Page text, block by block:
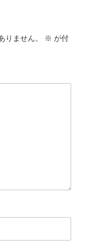
りません。 ※ が付